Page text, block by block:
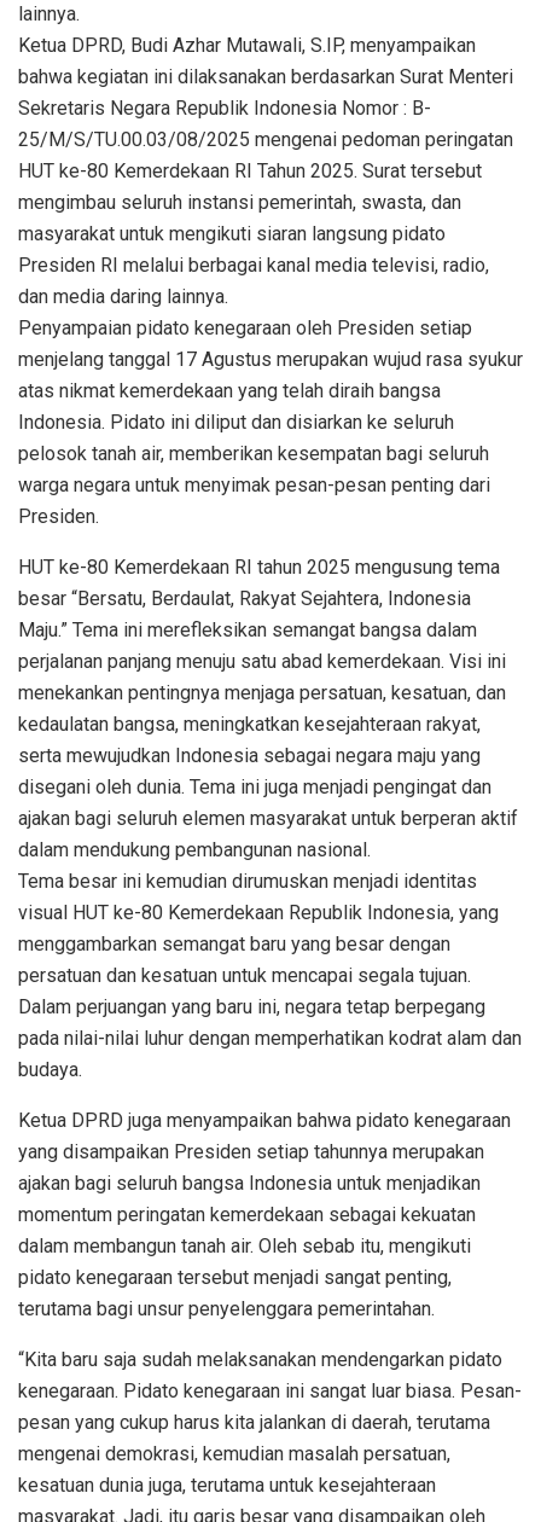
lainnya.
Ketua DPRD, Budi Azhar Mutawali, S.IP, menyampaikan
bahwa kegiatan ini dilaksanakan berdasarkan Surat Menteri
Sekretaris Negara Republik Indonesia Nomor : B-
25/M/S/TU.00.03/08/2025 mengenai pedoman peringatan
HUT ke-80 Kemerdekaan RI Tahun 2025. Surat tersebut
mengimbau seluruh instansi pemerintah, swasta, dan
masyarakat untuk mengikuti siaran langsung pidato
Presiden RI melalui berbagai kanal media televisi, radio,
dan media daring lainnya.
Penyampaian pidato kenegaraan oleh Presiden setiap
menjelang tanggal 17 Agustus merupakan wujud rasa syukur
atas nikmat kemerdekaan yang telah diraih bangsa
Indonesia. Pidato ini diliput dan disiarkan ke seluruh
pelosok tanah air, memberikan kesempatan bagi seluruh
warga negara untuk menyimak pesan-pesan penting dari
Presiden.
HUT ke-80 Kemerdekaan RI tahun 2025 mengusung tema
besar “Bersatu, Berdaulat, Rakyat Sejahtera, Indonesia
Maju.” Tema ini merefleksikan semangat bangsa dalam
perjalanan panjang menuju satu abad kemerdekaan. Visi ini
menekankan pentingnya menjaga persatuan, kesatuan, dan
kedaulatan bangsa, meningkatkan kesejahteraan rakyat,
serta mewujudkan Indonesia sebagai negara maju yang
disegani oleh dunia. Tema ini juga menjadi pengingat dan
ajakan bagi seluruh elemen masyarakat untuk berperan aktif
dalam mendukung pembangunan nasional.
Tema besar ini kemudian dirumuskan menjadi identitas
visual HUT ke-80 Kemerdekaan Republik Indonesia, yang
menggambarkan semangat baru yang besar dengan
persatuan dan kesatuan untuk mencapai segala tujuan.
Dalam perjuangan yang baru ini, negara tetap berpegang
pada nilai-nilai luhur dengan memperhatikan kodrat alam dan
budaya.
Ketua DPRD juga menyampaikan bahwa pidato kenegaraan
yang disampaikan Presiden setiap tahunnya merupakan
ajakan bagi seluruh bangsa Indonesia untuk menjadikan
momentum peringatan kemerdekaan sebagai kekuatan
dalam membangun tanah air. Oleh sebab itu, mengikuti
pidato kenegaraan tersebut menjadi sangat penting,
terutama bagi unsur penyelenggara pemerintahan.
“Kita baru saja sudah melaksanakan mendengarkan pidato
kenegaraan. Pidato kenegaraan ini sangat luar biasa. Pesan-
pesan yang cukup harus kita jalankan di daerah, terutama
mengenai demokrasi, kemudian masalah persatuan,
kesatuan dunia juga, terutama untuk kesejahteraan
masyarakat. Jadi, itu garis besar yang disampaikan oleh